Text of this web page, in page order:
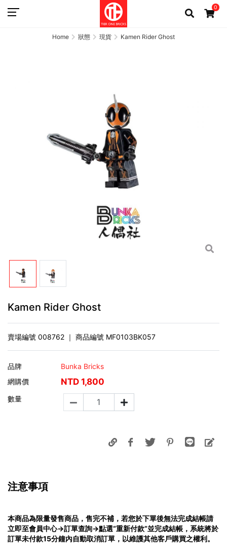
0
Home 狀態 現貨 Kamen Rider Ghost
Kamen Rider Ghost
賣場編號 008762 ｜ 商品編號 MF0103BK057
品牌
Bunka Bricks
網購價
NTD 1,800
數量
注意事項
本商品為限量發售商品，售完不補，若您於下單後無法完成結帳請
立即至會員中心→訂單查詢→點選“重新付款”並完成結帳，系統將於
訂單未付款15分鐘內自動取消訂單，以維護其他客戶購買之權利。